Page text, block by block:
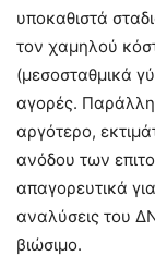
υποκαθιστά
τον χαμηλού
(μεσοσταθμικά
αγορές.
αργότερο,
ανόδου των
απαγορευτικά
αναλύσεις του
βιώσιμο.